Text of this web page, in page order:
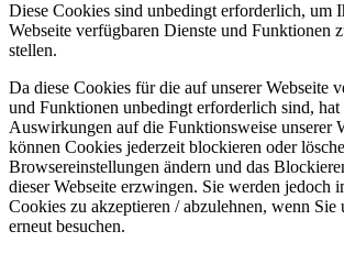
Diese Cookies sind unbedingt erforderlich, um
Webseite verfügbaren Dienste und Funktionen
stellen.
Da diese Cookies für die auf unserer Webseite
und Funktionen unbedingt erforderlich sind,
Auswirkungen auf die Funktionsweise unserer
können Cookies jederzeit blockieren oder
Browsereinstellungen ändern und das
dieser Webseite erzwingen. Sie werden jedoch
Cookies zu akzeptieren / abzulehnen, wenn Sie
erneut besuchen.